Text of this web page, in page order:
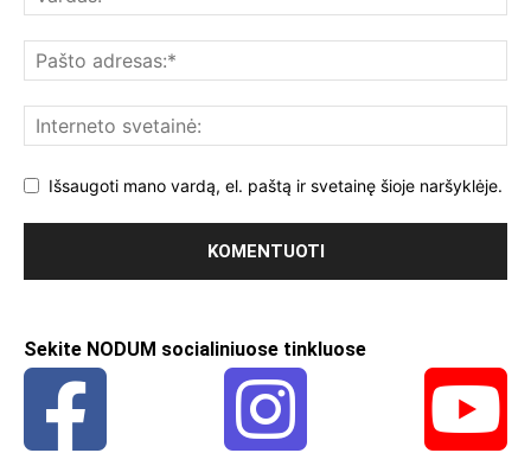
Išsaugoti mano vardą, el. paštą ir svetainę šioje naršyklėje.
Sekite NODUM socialiniuose tinkluose